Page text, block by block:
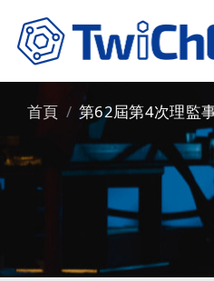
首頁 第62屆第4次理監